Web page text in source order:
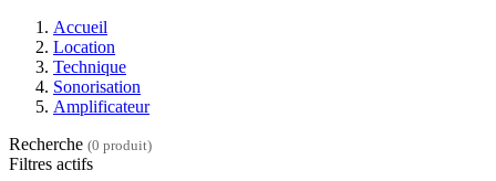
Accueil
Location
Technique
Sonorisation
Amplificateur
Recherche (0 produit)
Filtres actifs